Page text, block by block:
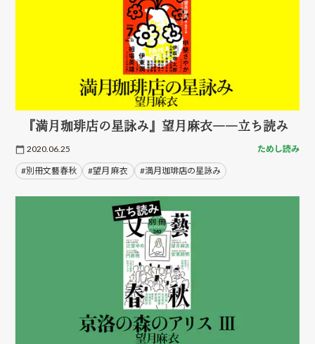
『満月珈琲店の星詠み』望月麻衣――立ち読み
2020.06.25 ためし読み
#別冊文藝春秋 #望月 麻衣 #満月珈琲店の星詠み